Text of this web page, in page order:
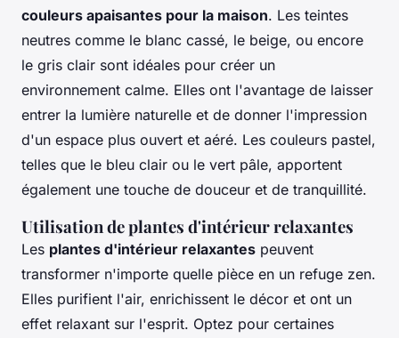
couleurs apaisantes pour la maison. Les teintes
neutres comme le blanc cassé, le beige, ou encore
le gris clair sont idéales pour créer un
environnement calme. Elles ont l'avantage de laisser
entrer la lumière naturelle et de donner l'impression
d'un espace plus ouvert et aéré. Les couleurs pastel,
telles que le bleu clair ou le vert pâle, apportent
également une touche de douceur et de tranquillité.
Utilisation de plantes d'intérieur relaxantes
Les plantes d'intérieur relaxantes peuvent
transformer n'importe quelle pièce en un refuge zen.
Elles purifient l'air, enrichissent le décor et ont un
effet relaxant sur l'esprit. Optez pour certaines